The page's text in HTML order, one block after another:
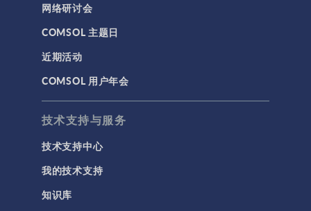
基于方程建模
安装与许可证管理
建模工具和定义
材料
物理场接口
用户界面
研究与求解器
简介
结果与可视化
网络研讨会
COMSOL 主题日
近期活动
COMSOL 用户年会
技术支持与服务
技术支持中心
我的技术支持
知识库